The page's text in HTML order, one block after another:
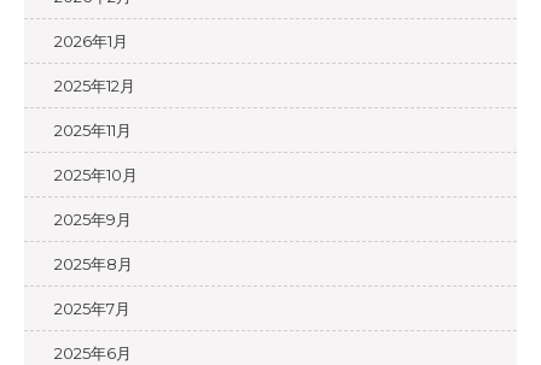
2026年1月
2025年12月
2025年11月
2025年10月
2025年9月
2025年8月
2025年7月
2025年6月